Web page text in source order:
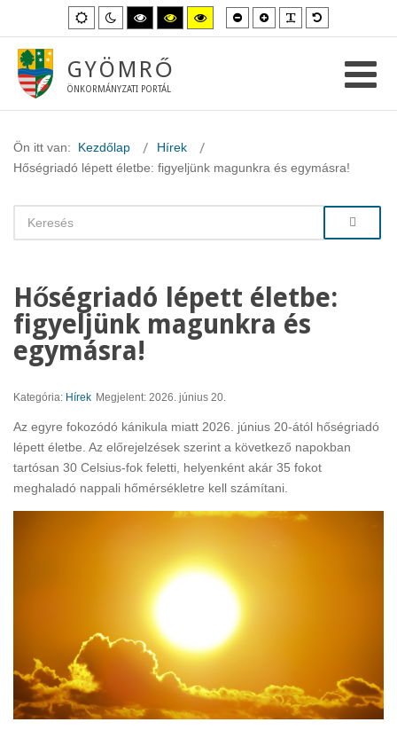
Alapértelmezett
mód
Éjszakai
mód
Magas
kontraszt
fekete-
mód.
Magas
kontraszt
fekete-
Magas
kontraszt
sárga-
Kisebb
betűméret
Nagyobb
betűméret
GYÖMRŐ
ÖNKORMÁNYZATI PORTÁL
Ön itt van: Kezdőlap
Hírek
Hőségriadó lépett életbe: figyeljünk magunkra és egymásra!
Hőségriadó lépett életbe:
figyeljünk magunkra és
egymásra!
Kategória: Hírek Megjelent: 2026. június 20.
Az egyre fokozódó kánikula miatt 2026. június 20-ától hőségriadó
lépett életbe. Az előrejelzések szerint a következő napokban
tartósan 30 Celsius-fok feletti, helyenként akár 35 fokot
meghaladó nappali hőmérsékletre kell számítani.